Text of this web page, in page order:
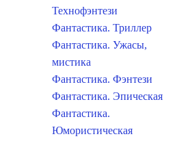
Технофэнтези
Фантастика. Триллер
Фантастика. Ужасы,
мистика
Фантастика. Фэнтези
Фантастика. Эпическая
Фантастика.
Юмористическая